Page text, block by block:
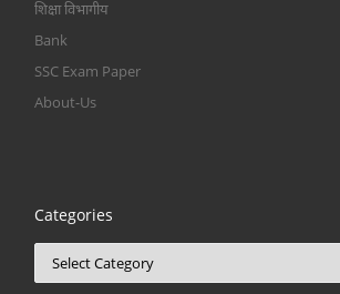
शिक्षा विभागीय
Bank
SSC Exam Paper
About-Us
Categories